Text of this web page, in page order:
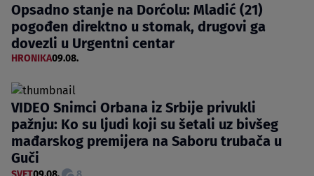
Opsadno stanje na Dorćolu: Mladić (21)
pogođen direktno u stomak, drugovi ga
dovezli u Urgentni centar
HRONIKA09.08.
VIDEO Snimci Orbana iz Srbije privukli
pažnju: Ko su ljudi koji su šetali uz bivšeg
mađarskog premijera na Saboru trubača u
Guči